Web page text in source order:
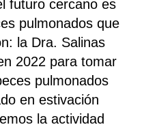
futuro cercano es
pulmonados que
la Dra. Salinas
2022 para tomar
pulmonados
en estivación
la actividad